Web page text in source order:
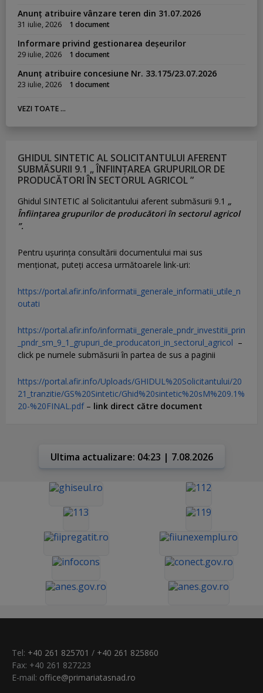
Anunț atribuire vânzare teren din 31.07.2026
31 iulie, 2026 1 document
Informare privind gestionarea deșeurilor
29 iulie, 2026 1 document
Anunț atribuire concesiune Nr. 33.175/23.07.2026
23 iulie, 2026 1 document
VEZI TOATE ...
GHIDUL SINTETIC AL SOLICITANTULUI AFERENT
SUBMĂSURII 9.1 „ ÎNFIINȚAREA GRUPURILOR DE
PRODUCĂTORI ÎN SECTORUL AGRICOL ”
Ghidul SINTETIC al Solicitantului aferent submăsurii 9.1 „
Înființarea grupurilor de producători în sectorul agricol
”.
Pentru uşurinţa consultării documentului mai sus
menţionat, puteţi accesa următoarele link-uri:
https://portal.afir.info/informatii_generale_informatii_utile_n
outati
https://portal.afir.info/informatii_generale_pndr_investitii_prin
_pndr_sm_9_1_grupuri_de_producatori_in_sectorul_agricol –
click pe numele submăsurii în partea de sus a paginii
https://portal.afir.info/Uploads/GHIDUL%20Solicitantului/20
21_tranzitie/GS%20Sintetic/Ghid%20sintetic%20sM%209.1%
20-%20FINAL.pdf– link direct către document
Ultima actualizare: 04:23 | 7.08.2026
Tel: +40 261 825701 / +40 261 825860
Fax: +40 261 827223
E-mail: office@primariatasnad.ro